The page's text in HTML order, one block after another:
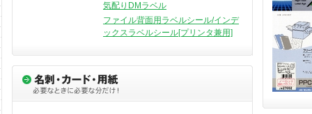
気配りDMラベル
ファイル背面用ラベルシール/インデ
ックスラベルシール[プリンタ兼用]